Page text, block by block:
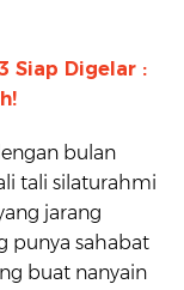
Siap Digelar :
bulan
tali silaturahmi
jarang
punya sahabat
buat nanyain